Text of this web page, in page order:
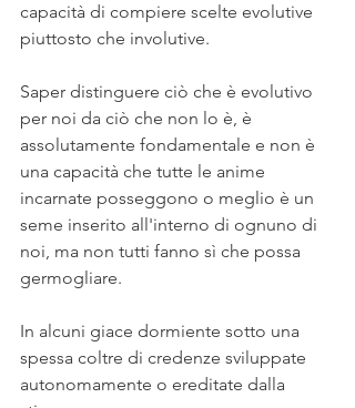
capacità di compiere scelte evolutive
piuttosto che involutive.
Saper distinguere ciò che è evolutivo
per noi da ciò che non lo è, è
assolutamente fondamentale e non è
una capacità che tutte le anime
incarnate posseggono o meglio è un
seme inserito all'interno di ognuno di
noi, ma non tutti fanno sì che possa
germogliare.
In alcuni giace dormiente sotto una
spessa coltre di credenze sviluppate
autonomamente o ereditate dalla